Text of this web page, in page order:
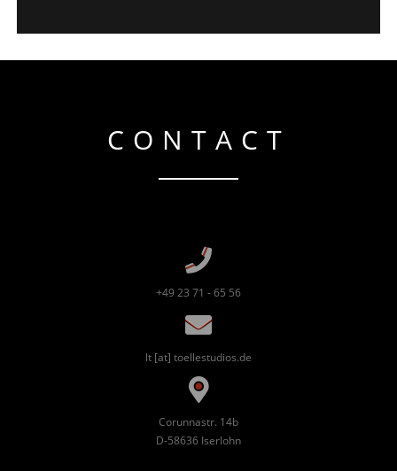
CONTACT
+49 23 71 - 65 56
lt [at] toellestudios.de
Corunnastr. 14b
D-58636 Iserlohn